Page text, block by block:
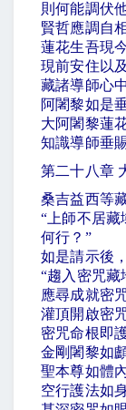
則何能調伏
賢哲應調自
蓮花生吾現
現前安住以
藏諸導師心
阿闍黎如是
大阿闍黎蓮
知識導師垂
第二十八章
桑吉益西等
“ 上師不居
何行？ ”
如是請示後
“趨入密咒藏
應尋成就密
灌頂開啟密
密咒命根即
金剛闍黎如
聖本尊如體
空行護法如